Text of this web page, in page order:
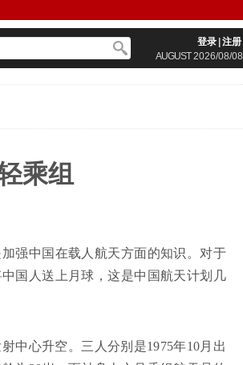
登录 注册
AUGUST2026/08/08
乘组
强中国在载人航天方面的知识。对于
国人送上月球，这是中国航天计划几
中心升空。三人分别是1975年10月出